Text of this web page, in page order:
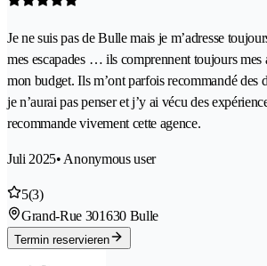
Je ne suis pas de Bulle mais je m’adresse
mes escapades … ils comprennent toujours mes
mon budget. Ils m’ont parfois recommandé des
je n’aurai pas penser et j’y ai vécu des
recommande vivement cette agence.
Juli 2025• Anonymous user
5(3)
Grand-Rue 301630 Bulle
Termin reservieren